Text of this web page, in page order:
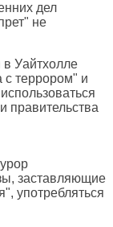
дел
не
Уайтхолле
с террором" и
правительства
заставляющие
употребляться